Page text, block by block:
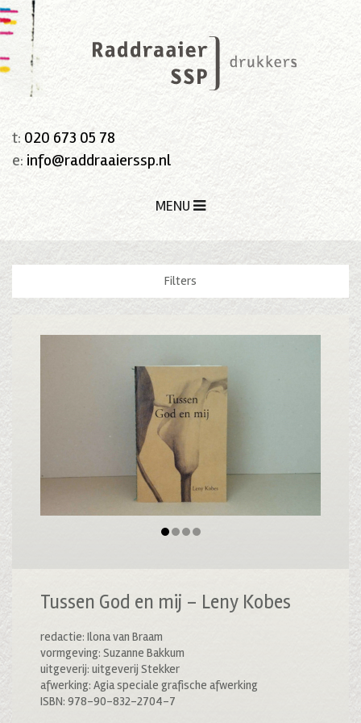
t: 020 673 05 78
e: info@raddraaierssp.nl
MENU
Filters
Tussen God en mij – Leny Kobes
redactie: Ilona van Braam
vormgeving: Suzanne Bakkum
uitgeverij: uitgeverij Stekker
afwerking: Agia speciale grafische afwerking
ISBN: 978-90-832-2704-7